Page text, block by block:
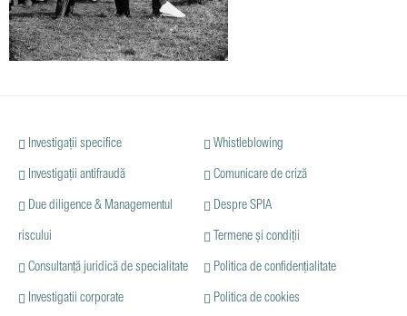
Investigații specifice Whistleblowing
Investigații antifraudă Comunicare de criză
Due diligence & Managementul
riscului
Despre SPIA
Termene și condiții
Consultanță juridică de specialitate Politica de confidențialitate
Investigatii corporate Politica de cookies